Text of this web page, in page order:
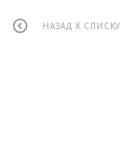
НАЗАД К СПИСКУ